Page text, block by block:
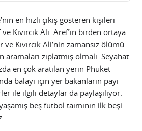
en hızlı çıkış gösteren kişileri
Kıvırcık Ali. Aref’in birden ortaya
ve Kıvırcık Ali’nin zamansız ölümü
aramaları zıplatmış olmalı. Seyahat
en çok aratılan yerin Phuket
balayı için yer bakanların payı
ile ilgili detaylar da paylaşılıyor.
beş futbol taımının ilk beşi